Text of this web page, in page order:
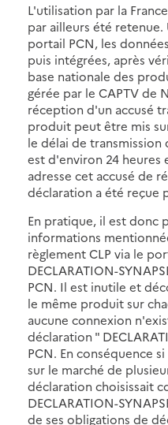
L'utilisation par la
par ailleurs été retenue.
portail PCN, les
puis intégrées, après
base nationale des
gérée par le CAPTV de
réception d'un accusé
produit peut être mis
le délai de
est d'environ 24 heures
adresse cet accusé de
déclaration a été reçue
En pratique, il est donc
informations
règlement CLP via le
DECLARATION-
PCN. Il est inutile et
le même produit sur
aucune connexion
déclaration "
PCN. En conséquence
sur le marché de
déclaration choisissait
DECLARATION-
de ses obligations de